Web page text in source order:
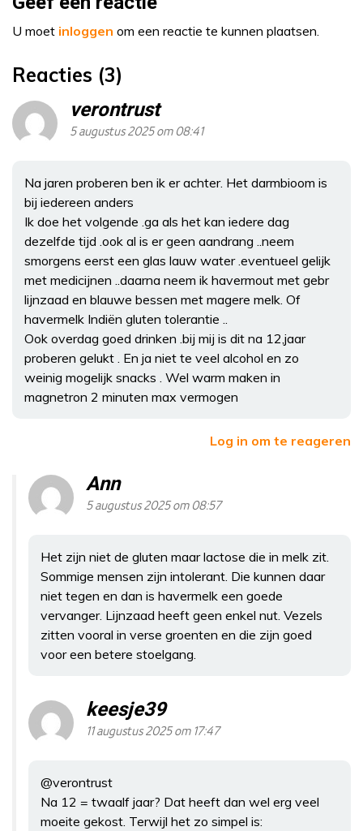
U moet inloggen om een reactie te kunnen plaatsen.
Reacties (3)
verontrust
5 augustus 2025 om 08:41
Na jaren proberen ben ik er achter. Het darmbioom is
bij iedereen anders
Ik doe het volgende .ga als het kan iedere dag
dezelfde tijd .ook al is er geen aandrang ..neem
smorgens eerst een glas lauw water .eventueel gelijk
met medicijnen ..daarna neem ik havermout met gebr
lijnzaad en blauwe bessen met magere melk. Of
havermelk Indiën gluten tolerantie ..
Ook overdag goed drinken .bij mij is dit na 12,jaar
proberen gelukt . En ja niet te veel alcohol en zo
weinig mogelijk snacks . Wel warm maken in
magnetron 2 minuten max vermogen
Log in om te reageren
Ann
5 augustus 2025 om 08:57
Het zijn niet de gluten maar lactose die in melk zit.
Sommige mensen zijn intolerant. Die kunnen daar
niet tegen en dan is havermelk een goede
vervanger. Lijnzaad heeft geen enkel nut. Vezels
zitten vooral in verse groenten en die zijn goed
voor een betere stoelgang.
keesje39
11 augustus 2025 om 17:47
@verontrust
Na 12 = twaalf jaar? Dat heeft dan wel erg veel
moeite gekost. Terwijl het zo simpel is: